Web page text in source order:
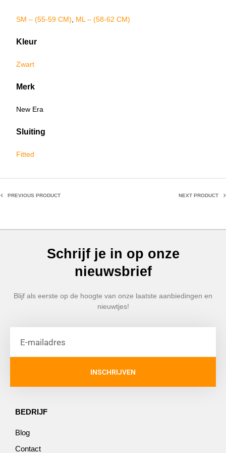
SM – (55-59 CM), ML – (58-62 CM)
Kleur
Zwart
Merk
New Era
Sluiting
Fitted
PREVIOUS PRODUCT NEXT PRODUCT
Schrijf je in op onze
nieuwsbrief
Blijf als eerste op de hoogte van onze laatste aanbiedingen en
nieuwtjes!
INSCHRIJVEN
BEDRIJF
Blog
Contact